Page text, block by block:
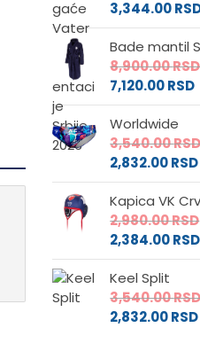
3,344.00
Bade mantil
8,900.00RSD
7,120.00RSD
Worldwide
3,540.00
2,832.00RSD
Kapica VK
2,980.00RSD
2,384.00RSD
Keel Split
3,540.00
2,832.00RSD